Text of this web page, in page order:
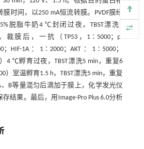
时间，以250 mA恒流转膜。PVDF膜经
脱脂牛奶4 ℃封闭过夜，TBST漂洗5
裁膜后，一抗（TP53，1∶5000；p-
；HIF-1A：1∶2000；AKT：1∶5000；
4 ℃孵育过夜，TBST漂洗5 min，重复6
）室温孵育1.5 h，TBST漂洗5 min，重复
、B等量混匀后滴加于膜上，化学发光仪
结果。最后，用Image-Pro Plus 6.0分析